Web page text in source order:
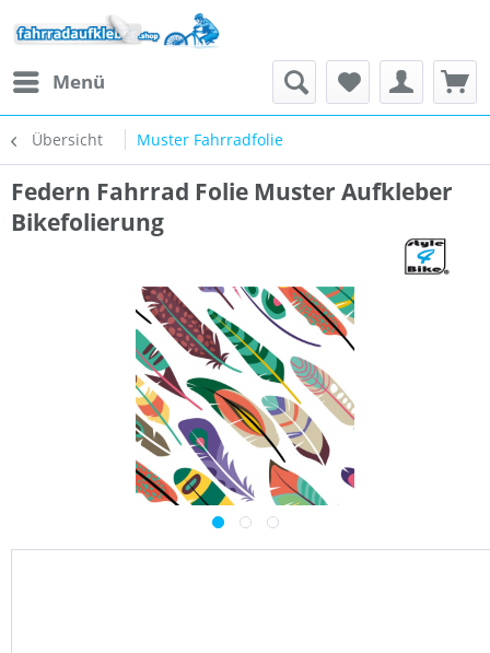
Menü
Übersicht Muster Fahrradfolie
Federn Fahrrad Folie Muster Aufkleber
Bikefolierung